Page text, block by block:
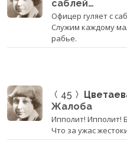
саблей…
Офицер гуляет с
Служим каждому
рабье.
45
Жалоба
Ипполит! Ипполит!
Что за ужас